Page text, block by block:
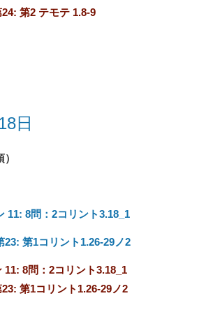
第2 テモテ 1.8-9
日
11: 8問：2コリント3.18_1
23: 第1コリント1.26-29ノ2
11: 8問：2コリント3.18_1
第1コリント1.26-29ノ2